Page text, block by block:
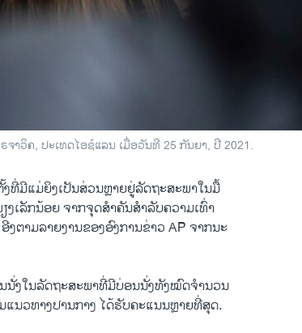
າວິຄ, ປະເທດໄອຊ໌ແລນ ເມື່ອວັນທີ 25 ກັນຍາ, ປີ 2021.
ທີ່ມີແມ່ຍິງເປັນສ່ວນຫຼາຍຢູ່ລັດຖະສະພາໃນມື້
ເລັກນ້ອຍ ຈາກຈຸດສໍາຄັນສໍາລັບຄວາມເທົ່າ
ຕາມລາຍງານຂອງອົງການຂ່າວ AP ຈາກນະ
ງໃນລັດຖະສະພາທີ່ມີບ່ອນນັ່ງທັງໝົດຈໍານວນ
ນວທາງປານກາງ ໄດ້ຮັບຄະແນນຫຼາຍທີ່ສຸດ.